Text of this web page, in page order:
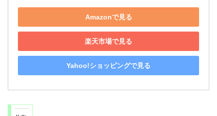
Amazonで見る
楽天市場で見る
Yahoo!ショッピングで見る